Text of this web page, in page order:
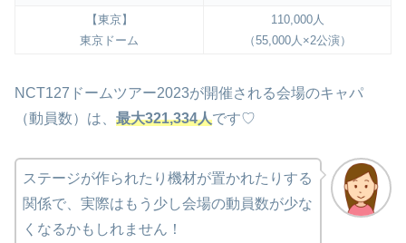
【東京】
東京ドーム
110,000人
（55,000人×2公演）
NCT127ドームツアー2023が開催される会場のキャパ
（動員数）は、 最大321,334人です♡
ステージが作られたり機材が置かれたりする
関係で、実際はもう少し会場の動員数が少な
くなるかもしれません！